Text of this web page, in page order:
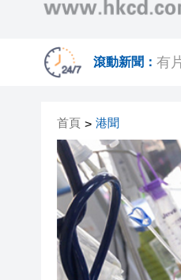
滾動新聞： 有
有
有
超
央
首頁 > 港聞